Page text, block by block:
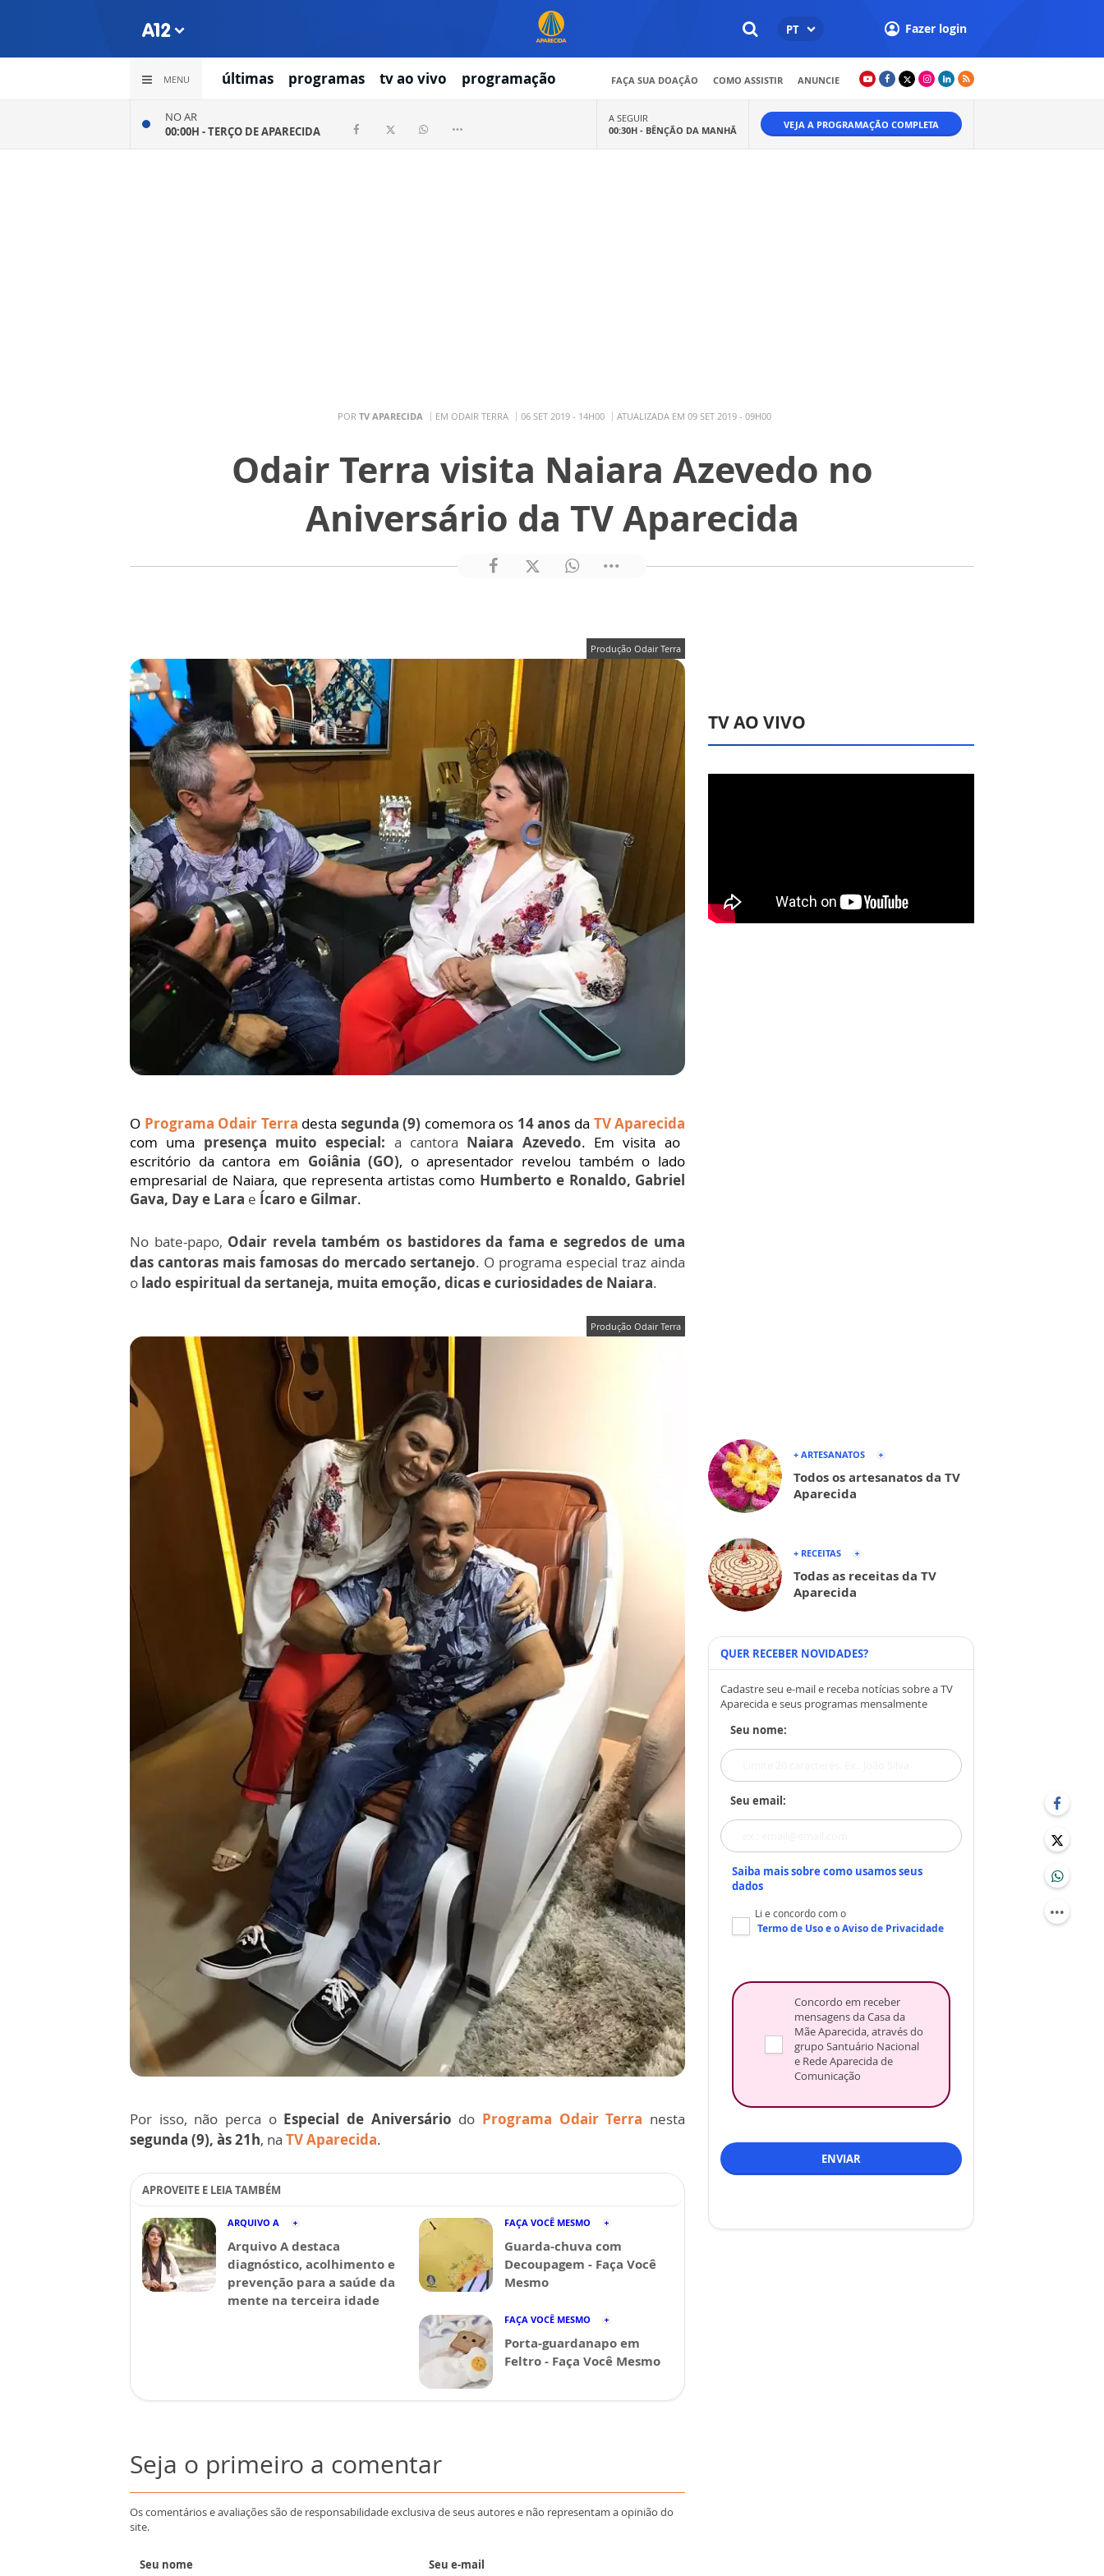
PT Fazer login
MENU últimas programas tv ao vivo programação FAÇA SUA DOAÇÃO COMO ASSISTIR ANUNCIE
NO AR
00:00H -TERÇO DE APARECIDA
A SEGUIR
00:30H - BÊNÇÃO DA MANHÃ VEJA A PROGRAMAÇÃO COMPLETA
POR TV APARECIDA EM ODAIR TERRA 06 SET 2019 - 14H00 ATUALIZADA EM 09 SET 2019 - 09H00
Odair Terra visita Naiara Azevedo no
Aniversário da TV Aparecida
Produção Odair Terra
O Programa Odair Terra desta segunda (9) comemora os 14 anos da TV Aparecida
com uma presença muito especial: a cantora Naiara Azevedo. Em visita ao
escritório da cantora em Goiânia (GO), o apresentador revelou também o lado
empresarial de Naiara, que representa artistas como Humberto e Ronaldo, Gabriel
Gava, Day e Lara e Ícaro e Gilmar.
No bate-papo, Odair revela também os bastidores da fama e segredos de uma
das cantoras mais famosas do mercado sertanejo. O programa especial traz ainda
o lado espiritual da sertaneja, muita emoção, dicas e curiosidades de Naiara.
Produção Odair Terra
Por isso, não perca oEspecial de Aniversário do Programa Odair Terra nesta
segunda (9), às 21h, na TV Aparecida.
APROVEITE E LEIA TAMBÉM
ARQUIVO A
Arquivo A destaca
diagnóstico, acolhimento e
prevenção para a saúde da
mente na terceira idade
FAÇA VOCÊ MESMO
Guarda-chuva com
Decoupagem - Faça Você
Mesmo
FAÇA VOCÊ MESMO
Porta-guardanapo em
Feltro - Faça Você Mesmo
Seja o primeiro a comentar
Os comentários e avaliações são de responsabilidade exclusiva de seus autores e não representam a opinião do
site.
Seu nome Seu e-mail
TV AO VIVO
+ ARTESANATOS
Todos os artesanatos da TV
Aparecida
+ RECEITAS
Todas as receitas da TV
Aparecida
QUER RECEBER NOVIDADES?
Cadastre seu e-mail e receba notícias sobre a TV
Aparecida e seus programas mensalmente
Seu nome:
Seu email:
Saiba mais sobre como usamos seus
dados
Li e concordo com o
Termo de Usoe oAviso de Privacidade
Concordo em receber
mensagens da Casa da
Mãe Aparecida, através do
grupo Santuário Nacional
e Rede Aparecida de
Comunicação
ENVIAR